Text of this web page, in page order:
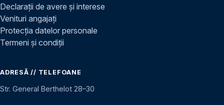
Declarații de avere și interese
Venituri angajați
Protecția datelor personale
Termeni și condiții
ADRESĂ // TELEFOANE
Str. General Berthelot 28–30